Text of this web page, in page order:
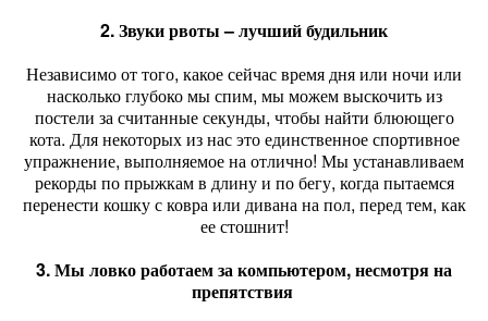
2. Звуки рвоты – лучший будильник
Независимо от того, какое сейчас время дня или ночи или
насколько глубоко мы спим, мы можем выскочить из
постели за считанные секунды, чтобы найти блюющего
кота. Для некоторых из нас это единственное спортивное
упражнение, выполняемое на отлично! Мы устанавливаем
рекорды по прыжкам в длину и по бегу, когда пытаемся
перенести кошку с ковра или дивана на пол, перед тем, как
ее стошнит!
3. Мы ловко работаем за компьютером, несмотря на
препятствия